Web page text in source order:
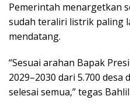
Pemerintah menargetkan
sudah teraliri listrik paling
mendatang.
“Sesuai arahan Bapak
2029–2030 dari 5.700 desa
selesai semua,” tegas Bahlil.